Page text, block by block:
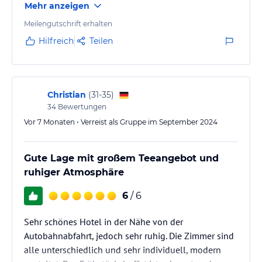
*Haustiere erlaubt (Gebühr)
*Nichtraucherhotel
*Massagen oder Personal Trainer auf Vorbestellung
*SPA & GYM
ohne Gewähr und ohne Prüfung durch HolidayCheck. Bitte
lies vor der Buchung die verbindlichen
jeweiligen Veranstalters.
Mehr anzeigen
Meilengutschrift erhalten
Hilfreich Teilen
Christian (31-35)
34 Bewertungen
Vor 7 Monaten • Verreist als Gruppe im September 2024
Gute Lage mit großem Teeangebot und
ruhiger Atmosphäre
6 / 6
Sehr schönes Hotel in der Nähe von der
Autobahnabfahrt, jedoch sehr ruhig. Die Zimmer sind
alle unterschiedlich und sehr individuell, modern